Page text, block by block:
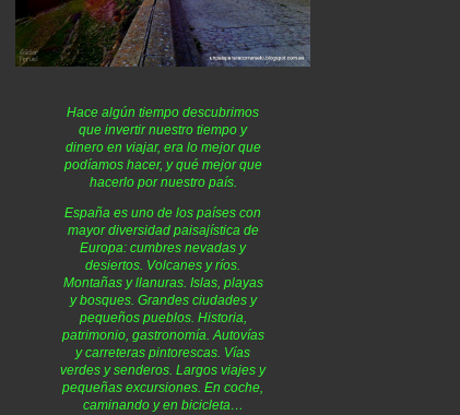
Hace algún tiempo descubrimos
que invertir nuestro tiempo y
dinero en viajar, era lo mejor que
podíamos hacer, y qué mejor que
hacerlo por nuestro país.
España es uno de los países con
mayor diversidad paisajística de
Europa: cumbres nevadas y
desiertos. Volcanes y ríos.
Montañas y llanuras. Islas, playas
y bosques. Grandes ciudades y
pequeños pueblos. Historia,
patrimonio, gastronomía. Autovías
y carreteras pintorescas. Vías
verdes y senderos. Largos viajes y
pequeñas excursiones. En coche,
caminando y en bicicleta…